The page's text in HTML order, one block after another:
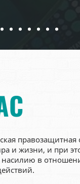
правозащитная
и жизни, и при
насилию в